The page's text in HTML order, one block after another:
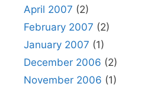
April 2007 (2)
February 2007 (2)
January 2007 (1)
December 2006 (2)
November 2006 (1)